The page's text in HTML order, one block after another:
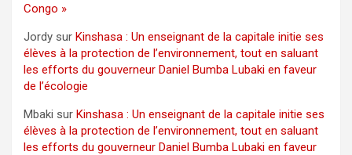
Congo »
Jordy sur Kinshasa : Un enseignant de la capitale initie ses
élèves à la protection de l’environnement, tout en saluant
les efforts du gouverneur Daniel Bumba Lubaki en faveur
de l’écologie
Mbaki sur Kinshasa : Un enseignant de la capitale initie ses
élèves à la protection de l’environnement, tout en saluant
les efforts du gouverneur Daniel Bumba Lubaki en faveur